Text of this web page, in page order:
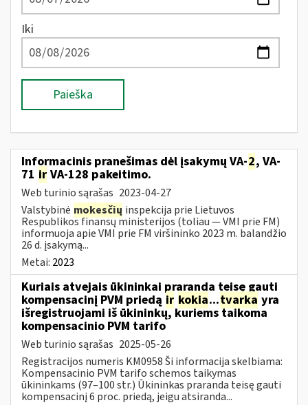
Iki
Paieška
Informacinis pranešimas dėl įsakymų VA-2, VA-
71 ir VA-128 pakeitimo.
Web turinio sąrašas 2023-04-27
Valstybinė mokesčių inspekcija prie Lietuvos
Respublikos finansų ministerijos (toliau ― VMI prie FM)
informuoja apie VMI prie FM viršininko 2023 m. balandžio
26 d. įsakymą...
Metai: 2023
Kuriais atvejais ūkininkai praranda teisę gauti
kompensacinį PVM priedą ir kokia...tvarka yra
išregistruojami iš ūkininkų, kuriems taikoma
kompensacinio PVM tarifo
Web turinio sąrašas 2025-05-26
Registracijos numeris KM0958 Ši informacija skelbiama:
Kompensacinio PVM tarifo schemos taikymas
ūkininkams (97–100 str.) Ūkininkas praranda teisę gauti
kompensacinį 6 proc. priedą, jeigu atsiranda...